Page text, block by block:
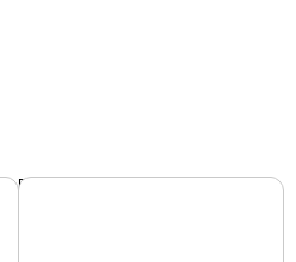
Подробнее